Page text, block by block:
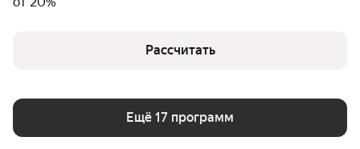
Рассчитать
Ещё 17 программ